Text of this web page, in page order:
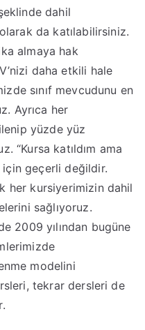
dahil
da katılabilirsiniz.
almaya hak
daha etkili hale
sınıf mevcudunu en
Ayrıca her
yüzde yüz
“Kursa katıldım ama
geçerli değildir.
her kursiyerimizin dahil
sağlıyoruz.
2009 yılından bugüne
modelini
tekrar dersleri de